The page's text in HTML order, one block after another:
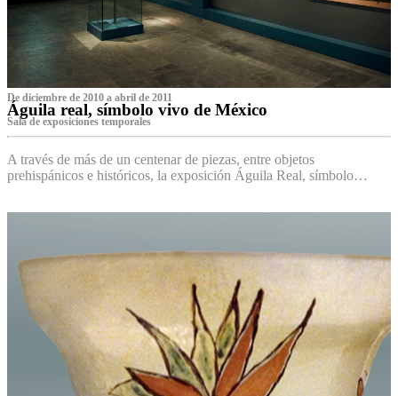
De diciembre de 2010 a abril de 2011
Águila real, símbolo vivo de México
Sala de exposiciones temporales
A través de más de un centenar de piezas, entre objetos
prehispánicos e históricos, la exposición Águila Real, símbolo…